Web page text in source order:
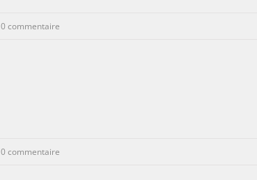
0 commentaire
0 commentaire